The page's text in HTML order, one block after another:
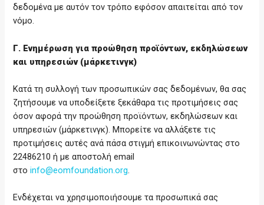
δεδομένα με αυτόν τον τρόπο εφόσον απαιτείται από τον
νόμο.
Γ. Ενημέρωση για προώθηση προϊόντων, εκδηλώσεων
και υπηρεσιών (μάρκετινγκ)
Κατά τη συλλογή των προσωπικών σας δεδομένων, θα σας
ζητήσουμε να υποδείξετε ξεκάθαρα τις προτιμήσεις σας
όσον αφορά την προώθηση προϊόντων, εκδηλώσεων και
υπηρεσιών (μάρκετινγκ). Μπορείτε να αλλάξετε τις
προτιμήσεις αυτές ανά πάσα στιγμή επικοινωνώντας στο
22486210 ή με αποστολή email
στοinfo@eomfoundation.org.
Ενδέχεται να χρησιμοποιήσουμε τα προσωπικά σας